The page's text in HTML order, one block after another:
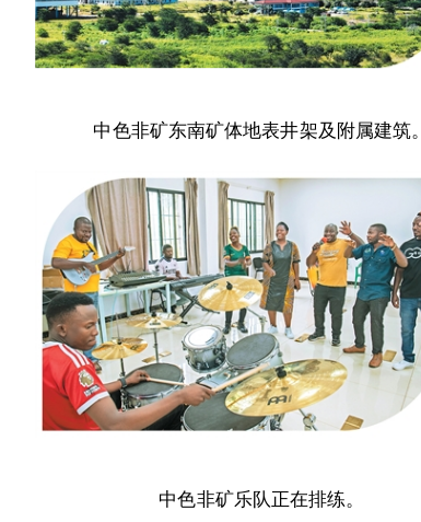
中色非矿东南矿体地表井架及附属建筑。
中色非矿乐队正在排练。